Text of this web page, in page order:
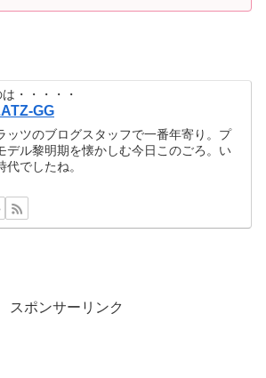
・・・・・
GG
ッツのブログスタッフで一番年寄り。プ
デル黎明期を懐かしむ今日このごろ。い
代でしたね。
スポンサーリンク